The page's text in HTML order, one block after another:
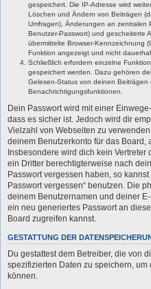
gespeichert. Die IP-Adresse wird
Löschen und Ändern von Beiträgen
Umfragen), Änderungen an zentralen
Benutzer-Passwort) und gescheiterte
übermittelte Browser-Kennzeichnung
Funktion angezeigt und nicht
Schließlich erfordern einzelne
gespeichert werden. Dazu gehören
Gelesen-Status von deinen
Benachrichtigungsfunktionen.
Dein Passwort wird mit einer
dass es sicher ist. Jedoch wird dir
Vielzahl von Webseiten zu
deinem Benutzerkonto für das Board,
Insbesondere wird dich kein
ein Dritter berechtigterweise nach
Passwort vergessen haben, so
Passwort vergessen“ benutzen. Die
deinem Benutzernamen und deiner
ein neu generiertes Passwort an
Board zugreifen kannst.
GESTATTUNG DER
Du gestattest dem Betreiber, die von
spezifizierten Daten zu speichern,
können.